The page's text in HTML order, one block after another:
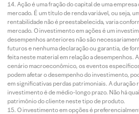
Ação é uma fração do capital de uma
mercado. É um título de renda variável, ou seja,
rentabilidade não é preestabelecida, varia
mercado. O investimento em ações é um
desempenhos anteriores não são
futuros e nenhuma declaração ou garantia, de
feita neste material em relação a desempenhos.
cenário macroeconômico, os eventos
podem afetar o desempenho do investimento,
em significativas perdas patrimoniais. A duração
investimento é de médio-longo prazo. Não há
patrimônio do cliente neste tipo de produto.
O investimento em opções é